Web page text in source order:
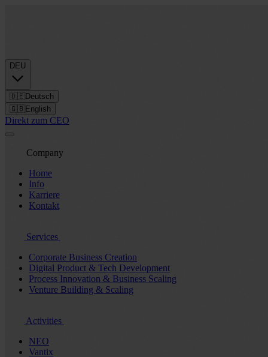
DEU
🇩🇪 Deutsch
🇬🇧 English
Direkt zum CEO
Company
Home
Info
Karriere
Kontakt
Services
Corporate Business Creation
Digital Product & Tech Development
Process Innovation & Business Scaling
Venture Building & Scaling
Activities
NEO
Vantix